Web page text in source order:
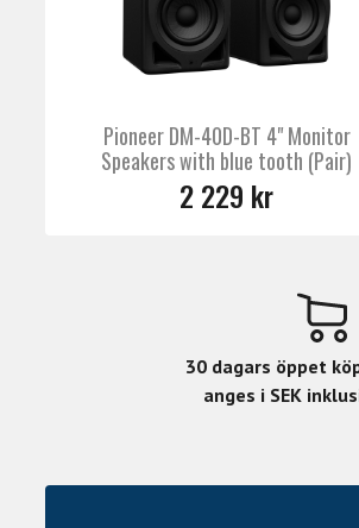
Pioneer DM-40D-BT 4" Monitor
Speakers with blue tooth (Pair)
2 229 kr
30 dagars öppet
anges i SEK